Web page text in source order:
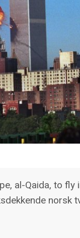
al-Qaida, to fly
norsk